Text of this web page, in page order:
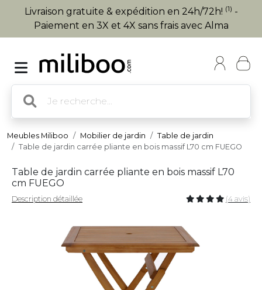
Livraison gratuite & expédition en 24h/72h! (1) -
Paiement en 3X et 4X sans frais avec Alma
Meubles Miliboo Mobilier de jardin
Table de jardin
Table de jardin carrée pliante en bois massif L70 cm FUEGO
Table de jardin carrée pliante en bois massif L70
cm FUEGO
Description détaillée (4 avis)